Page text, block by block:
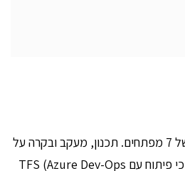
הובלה וניהול צוות מקצועי של 7 מפתחים. תכנון, מעקב ובקרה על
תהליכי הפיתוח. ניהול תהליכי פיתוח עם TFS (Azure Dev-Ops